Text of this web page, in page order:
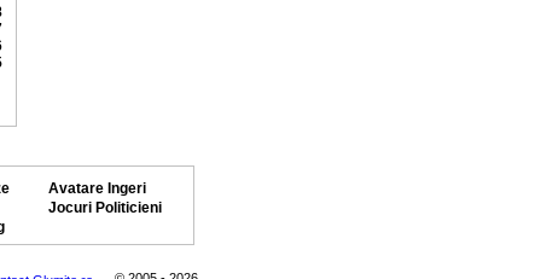
Avatare Ingeri
Jocuri Politicieni